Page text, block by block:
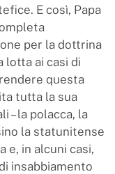
E così, Papa
per la dottrina
lotta ai casi di
questa
tutta la sua
– la polacca, la
la statunitense
e, in alcuni casi,
insabbiamento